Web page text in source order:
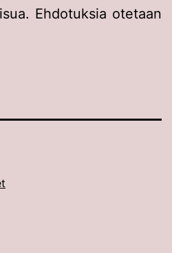
Ehdotuksia otetaan